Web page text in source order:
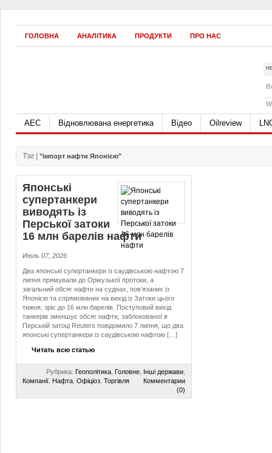
ГОЛОВНА АНАЛІТИКА ПРОДУКТИ ПРО НАС
АЕС Відновлювана енергетика Відео Oilreview
Тэг | "імпорт нафти Японією"
Японські
супертанкери
виводять із
Перської затоки
16 млн барелів нафти
Июль 07, 2026
Два японські супертанкери із саудівською нафтою 7
липня прямували до Ормузької протоки, а
загальний обсяг нафти на суднах, пов’язаних із
Японією та спрямованих на вихід із Затоки цього
тижня, зріс до 16 млн барелів. Поступовий вихід
танкерів зменшує обсяг нафти, заблокованої в
Перській затоці Reuters повідомило 7 липня, що два
японські супертанкери із саудівською нафтою […]
Читать всю статью
Рубрика: Геополітика Головне Інші держави
Компанії Нафта Офіціоз Торгівля
Комментарии
(0)